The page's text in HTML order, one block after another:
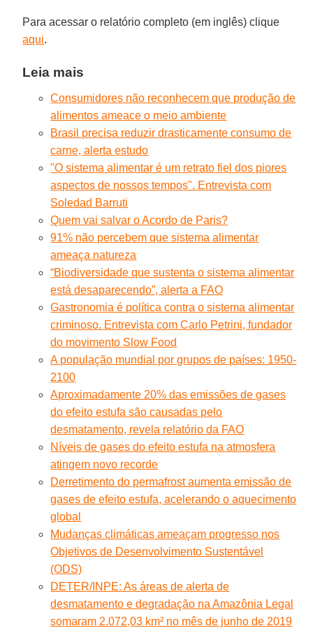
Para acessar o relatório completo (em inglês) clique
aqui.
Leia mais
Consumidores não reconhecem que produção de
alimentos ameace o meio ambiente
Brasil precisa reduzir drasticamente consumo de
carne, alerta estudo
"O sistema alimentar é um retrato fiel dos piores
aspectos de nossos tempos". Entrevista com
Soledad Barruti
Quem vai salvar o Acordo de Paris?
91% não percebem que sistema alimentar
ameaça natureza
“Biodiversidade que sustenta o sistema alimentar
está desaparecendo”, alerta a FAO
Gastronomia é política contra o sistema alimentar
criminoso. Entrevista com Carlo Petrini, fundador
do movimento Slow Food
A população mundial por grupos de países: 1950-
2100
Aproximadamente 20% das emissões de gases
do efeito estufa são causadas pelo
desmatamento, revela relatório da FAO
Níveis de gases do efeito estufa na atmosfera
atingem novo recorde
Derretimento do permafrost aumenta emissão de
gases de efeito estufa, acelerando o aquecimento
global
Mudanças climáticas ameaçam progresso nos
Objetivos de Desenvolvimento Sustentável
(ODS)
DETER/INPE: As áreas de alerta de
desmatamento e degradação na Amazônia Legal
somaram 2.072,03 km² no mês de junho de 2019